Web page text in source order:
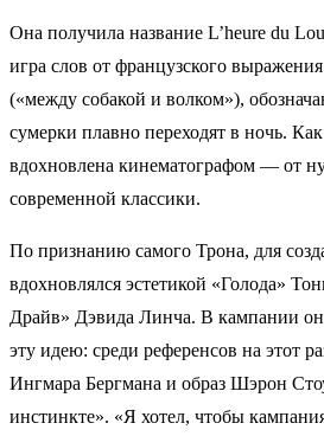
Она получила название L’heure du
игра слов от французского
(«между собакой и волком»),
сумерки плавно переходят в ночь.
вдохновлена кинематографом — от
современной классики.
По признанию самого Трона, для
вдохновлялся эстетикой «Голода»
Драйв» Дэвида Линча. В кампании
эту идею: среди референсов на этот
Ингмара Бергмана и образ Шэрон
инстинкте». «Я хотел, чтобы